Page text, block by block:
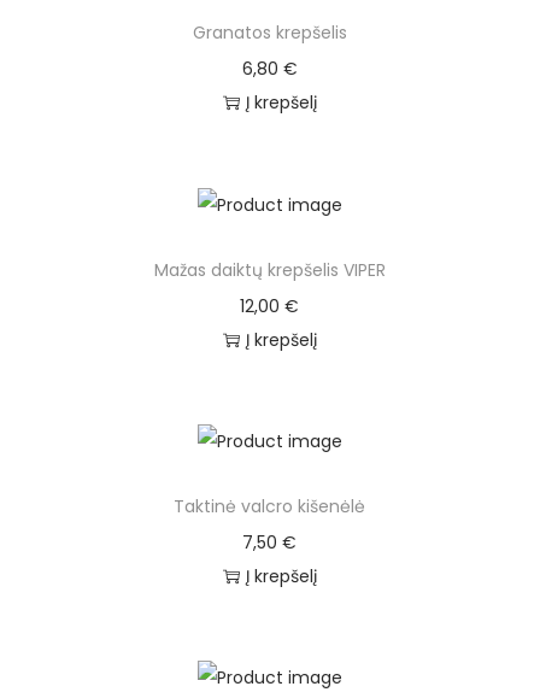
Granatos krepšelis
6,80 €
Į krepšelį
Mažas daiktų krepšelis VIPER
12,00€
Į krepšelį
Taktinė valcro kišenėlė
7,50€
Į krepšelį